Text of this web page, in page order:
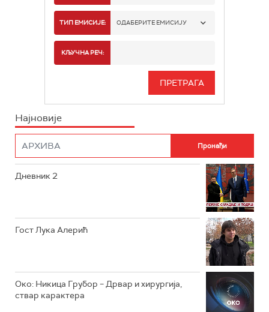
РТС 1
РТС 3
ТИП ЕМИСИЈЕ: ОДАБЕРИТЕ ЕМИСИЈУ
ИНФО
КЉУЧНА РЕЧ:
Најновије
Дневник 2
Гост Лука Алерић
Око: Никица Грубор – Дрвар и хирургија,
ствар карактера